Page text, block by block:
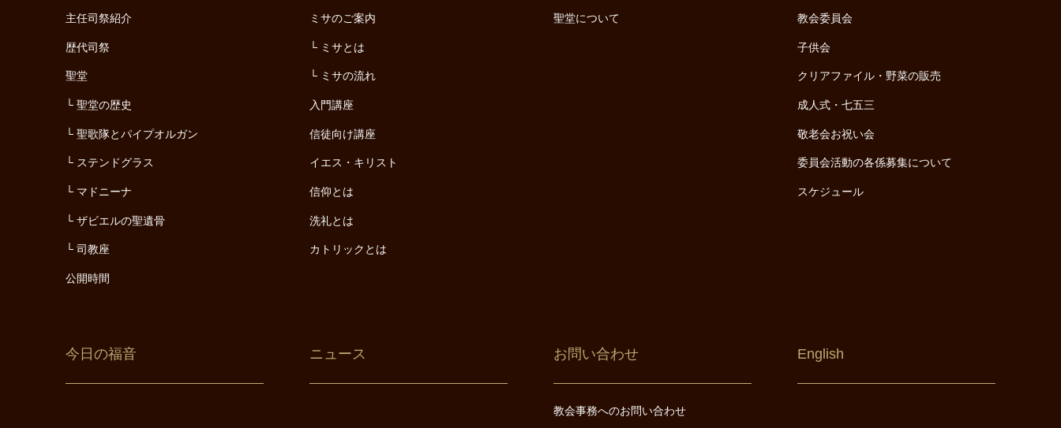
主任司祭紹介
歴代司祭
聖堂
聖堂の歴史
聖歌隊とパイプオルガン
ステンドグラス
マドニーナ
ザビエルの聖遺骨
司教座
公開時間
ミサのご案内
ミサとは
ミサの流れ
入門講座
信徒向け講座
イエス・キリスト
信仰とは
洗礼とは
カトリックとは
聖堂について 教会委員会
子供会
クリアファイル・野菜の販売
成人式・七五三
敬老会お祝い会
委員会活動の各係募集について
スケジュール
今日の福音 ニュース お問い合わせ
教会事務へのお問い合わせ
English